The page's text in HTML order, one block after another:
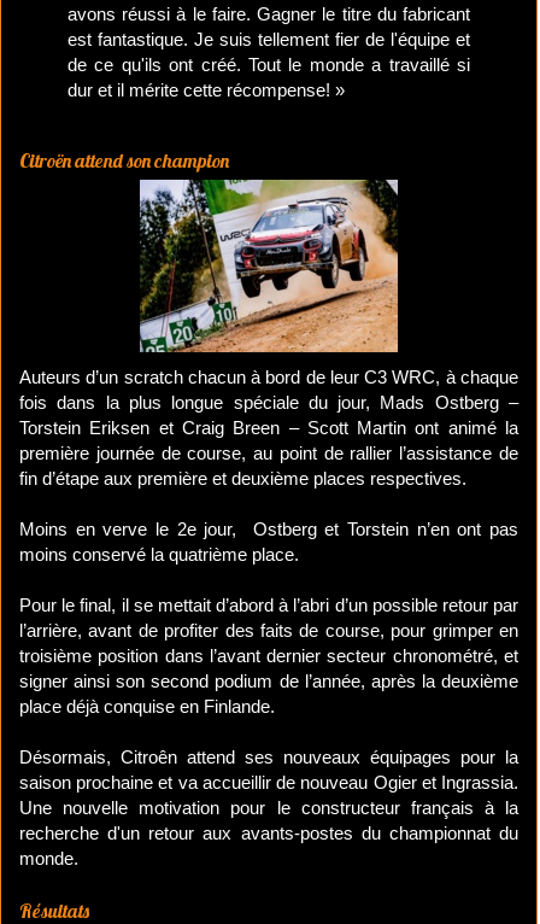
avons réussi à le faire. Gagner le titre du fabricant
est fantastique. Je suis tellement fier de l'équipe et
de ce qu'ils ont créé. Tout le monde a travaillé si
dur et il mérite cette récompense! »
Citroën attend son champion
Auteurs d’un scratch chacun à bord de leur C3 WRC, à chaque
fois dans la plus longue spéciale du jour, Mads Ostberg –
Torstein Eriksen et Craig Breen – Scott Martin ont animé la
première journée de course, au point de rallier l’assistance de
fin d’étape aux première et deuxième places respectives.
Moins en verve le 2e jour, Ostberg et Torstein n’en ont pas
moins conservé la quatrième place.
Pour le final, il se mettait d’abord à l’abri d’un possible retour par
l’arrière, avant de profiter des faits de course, pour grimper en
troisième position dans l’avant dernier secteur chronométré, et
signer ainsi son second podium de l’année, après la deuxième
place déjà conquise en Finlande.
Désormais, Citroên attend ses nouveaux équipages pour la
saison prochaine et va accueillir de nouveau Ogier et Ingrassia.
Une nouvelle motivation pour le constructeur français à la
recherche d'un retour aux avants-postes du championnat du
monde.
Résultats